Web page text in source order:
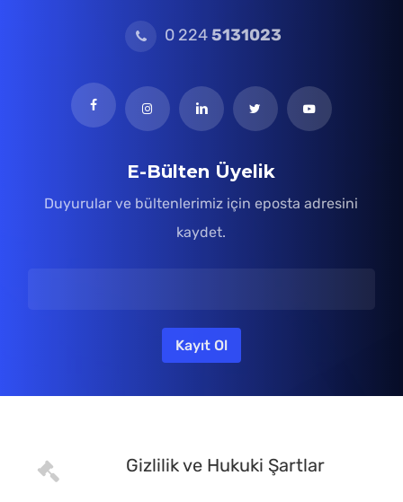
0 2245131023
E-Bülten Üyelik
Duyurular ve bültenlerimiz için eposta adresini
kaydet.
Gizlilik ve Hukuki Şartlar